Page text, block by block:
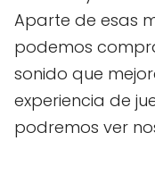
Aparte de esas
podemos
sonido que
experiencia de
podremos ver